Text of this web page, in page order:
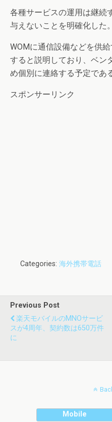
各種サービスの運用は継続
与えないことを明確化した。
WOMに通信設備などを供
すると説明しており、ベン
め個別に連絡する予定であ
スポンサーリンク
Categories: 海外携帯電話
Previous Post
楽天モバイルのMNOサービ
スが4周年、契約数は650万件
に
Mobile